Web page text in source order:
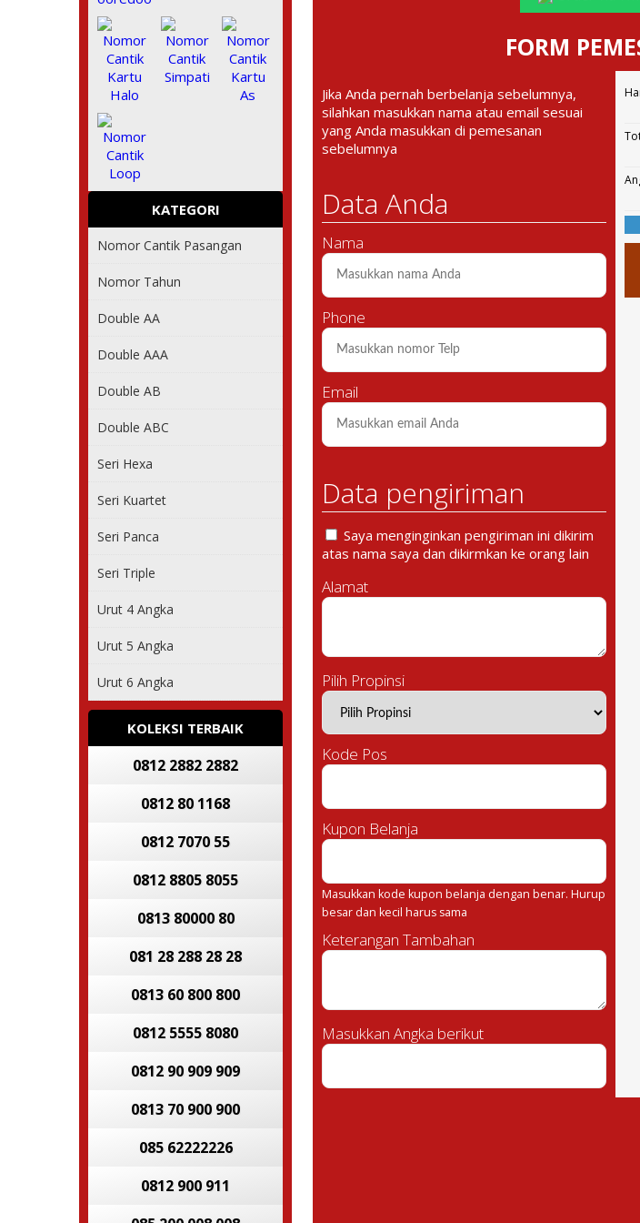
KATEGORI
Nomor Cantik Pasangan
Nomor Tahun
Double AA
Double AAA
Double AB
Double ABC
Seri Hexa
Seri Kuartet
Seri Panca
Seri Triple
Urut 4 Angka
Urut 5 Angka
Urut 6 Angka
KOLEKSI TERBAIK
0812 2882 2882
0812 80 1168
0812 7070 55
0812 8805 8055
0813 80000 80
081 28 288 28 28
0813 60 800 800
0812 5555 8080
0812 90 909 909
0813 70 900 900
085 62222226
0812 900 911
FORM
Jika Anda pernah berbelanja sebelumnya,
silahkan masukkan nama atau email sesuai
yang Anda masukkan di pemesanan
sebelumnya
Data Anda
Nama
Phone
Email
Data pengiriman
Saya menginginkan pengiriman ini dikirim
atas nama saya dan dikirmkan ke orang lain
Alamat
Pilih Propinsi
Kode Pos
Kupon Belanja
Masukkan kode kupon belanja dengan benar. Hurup
besar dan kecil harus sama
Keterangan Tambahan
Masukkan Angka berikut